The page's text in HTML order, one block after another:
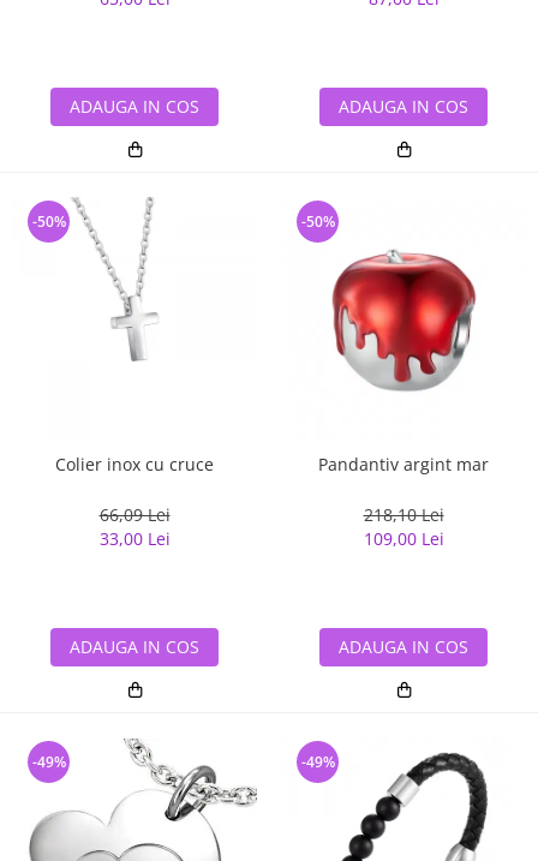
ADAUGA IN COS ADAUGA IN COS
Colier inox cu cruce
66,09 Lei
33,00 Lei
-50%
ADAUGA IN COS
Pandantiv argint mar
218,10 Lei
109,00 Lei
-50%
ADAUGA IN COS
-49% -49%